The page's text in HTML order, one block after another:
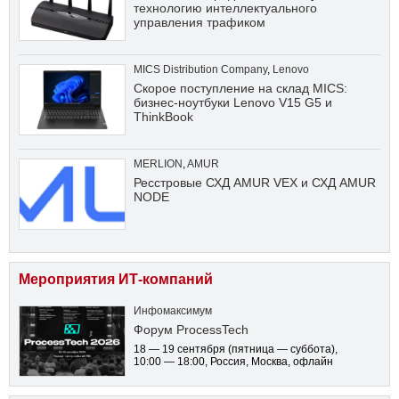
технологию интеллектуального
управления трафиком
MICS Distribution Company, Lenovo
Скорое поступление на склад MICS:
бизнес-ноутбуки Lenovo V15 G5 и
ThinkBook
MERLION ,AMUR
Ресстровые СХД AMUR VEX и СХД AMUR
NODE
Мероприятия ИТ-компаний
Инфомаксимум
Форум ProcessTech
18 — 19 сентября (пятница — суббота),
10:00 — 18:00, Россия, Москва, офлайн